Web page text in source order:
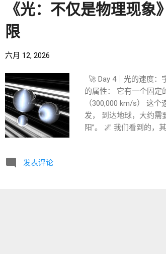
《光：不仅是物理现
限
六月 12, 2026
🚀 Day 4｜光的速度
的属性： 它有一个固定
（300,000 km/s） 这
发， 到达地球，大约
阳”。 🌌 我们看到的，
位， 而是： 👉 光一年
速度， 它还出现在：
发表评论